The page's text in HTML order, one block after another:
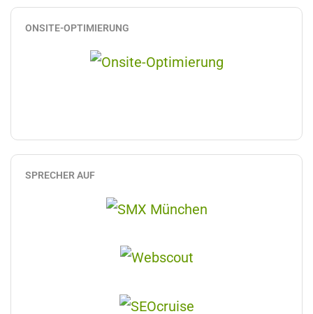
ONSITE-OPTIMIERUNG
SPRECHER AUF